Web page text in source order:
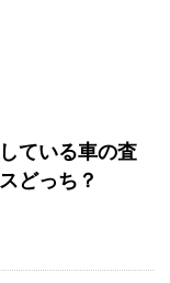
ている車の査
どっち？